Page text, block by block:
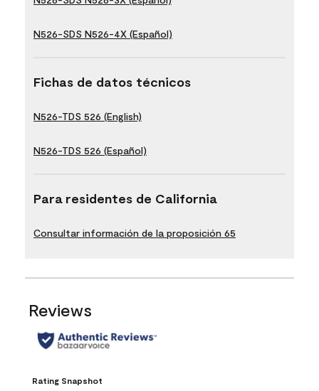
N526-SDS N526-4X (Español)
Fichas de datos técnicos
N526-TDS 526 (English)
N526-TDS 526 (Español)
Para residentes de California
Consultar información de la proposición 65
Reviews
Rating Snapshot